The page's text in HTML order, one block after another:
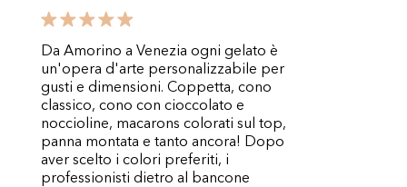
Da Amorino a Venezia ogni gelato è
un'opera d'arte personalizzabile per
gusti e dimensioni. Coppetta, cono
classico, cono con cioccolato e
noccioline, macarons colorati sul top,
panna montata e tanto ancora! Dopo
aver scelto i colori preferiti, i
professionisti dietro al bancone